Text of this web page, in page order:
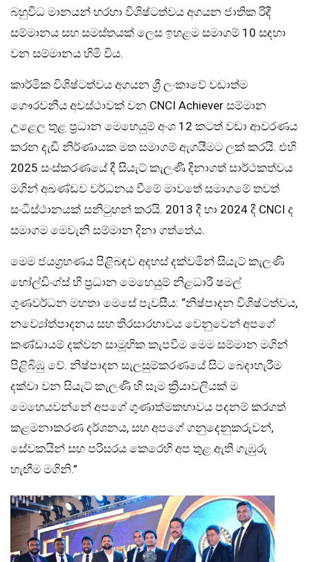
බහුවිධ මානයන් හරහා විශිෂ්ටත්වය අගයන ජාතික රිදී
සම්මානය සහ සමස්තයක් ලෙස ඉහළම සමාගම් 10 සඳහා
වන සම්මානය හිමි විය.
කාර්මික විශිෂ්ටත්වය අගයන ශ්‍රී ලංකාවේ වඩාත්ම
ගෞරවනීය අවස්ථාවක් වන CNCI Achiever සම්මාන
උළෙල තුළ ප්‍රධාන මෙහෙයුම් අංශ 12 කටත් වඩා ආවරණය
කරන දැඩි නිර්ණායක මත සමාගම් ඇගයීමට ලක් කරයි. එහි
2025 සංස්කරණයේ දී සියැට් කැලණි දිනාගත් සාර්ථකත්වය
මගින් අඛණ්ඩව වර්ධනය වීමේ මාවතේ සමාගමේ තවත්
සංධිස්ථානයක් සනිටුහන් කරයි. 2013 දී හා 2024 දී CNCI ද
සමාගම මෙවැනි සම්මාන දිනා ගත්තේය.
මෙම ජයග්‍රහණය පිළිබඳව අදහස් දක්වමින් සියැට් කැලණි
හෝල්ඩිංග්ස් හි ප්‍රධාන මෙහෙයුම් නිළධාරී ෂමල්
ගුණවර්ධන මහතා මෙසේ පැවසීය: “නිෂ්පාදන විශිෂ්ටත්වය,
නව්‍යෝත්පාදනය සහ තිරසාරභාවය වෙනුවෙන් අපගේ
කණ්ඩායම් දක්වන සාමූහික කැපවීම මෙම සම්මාන මගින්
පිළිබිඹු වේ. නිෂ්පාදන සැලසුම්කරණයේ සිට බෙදාහැරීම
දක්වා වන සියැට් කැලණි හි සෑම ක්‍රියාවලියක් ම
මෙහෙයවන්නේ අපගේ ගුණාත්මකභාවය පදනම් කරගත්
කළමනාකරණ දර්ශනය, සහ අපගේ ගනුදෙනුකරුවන්,
සේවකයින් සහ පරිසරය කෙරෙහි අප තුළ ඇති ගැඹුරු
හැඟීම මගිනි.”